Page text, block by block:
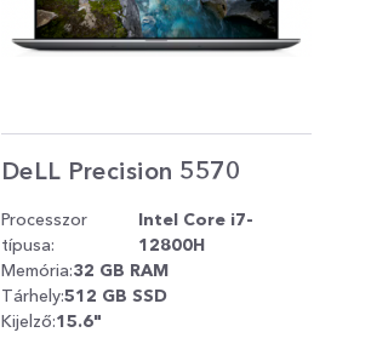
DeLL Precision 5570
Processzor
típusa:
Intel Core i7-
12800H
Memória:32 GB RAM
Tárhely:512 GB SSD
Kijelző:15.6"